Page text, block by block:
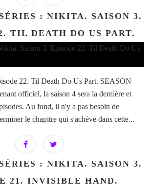
: NIKITA. SAISON 3.
TIL DEATH DO US PART.
22. Til Death Do Us Part. SEASON
officiel, la saison 4 sera la dernière et
Au fond, il n'y a pas besoin de
le chapitre qui s'achève dans cette...
: NIKITA. SAISON 3.
21. INVISIBLE HAND.